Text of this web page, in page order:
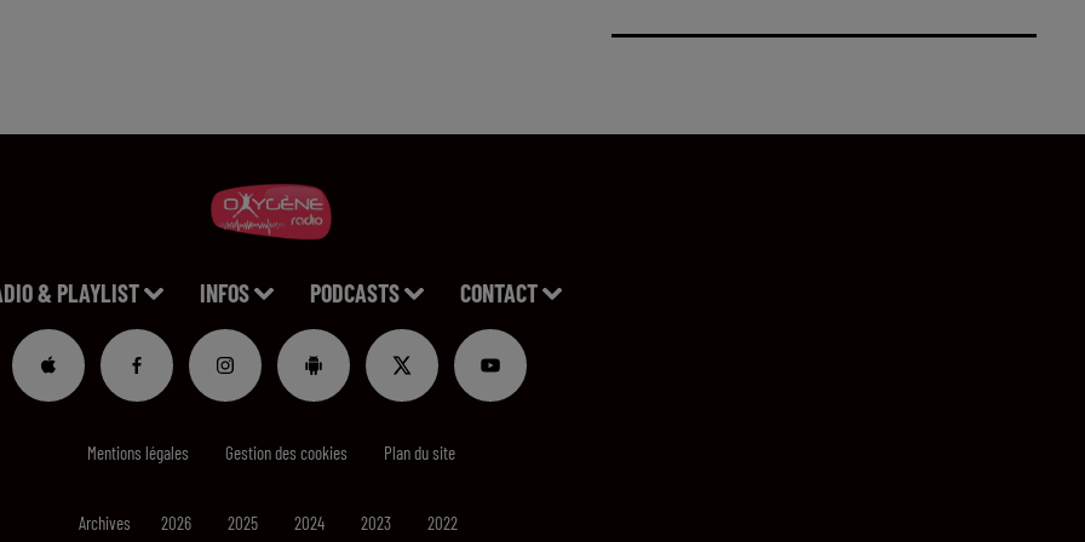
& PLAYLIST INFOS PODCASTS CONTACT
Mentions légales Gestion des cookies Plan du site
Archives 2026 2025 2024 2023 2022